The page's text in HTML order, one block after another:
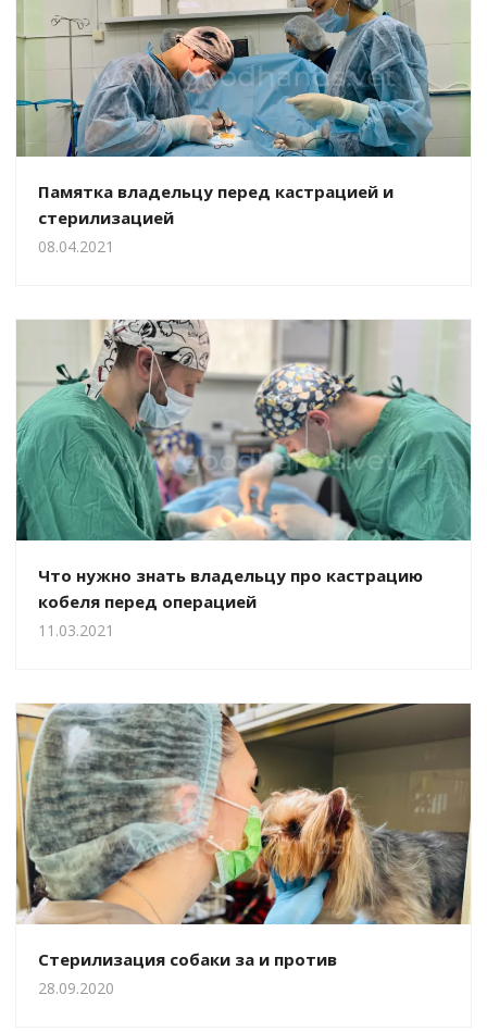
Памятка владельцу перед кастрацией и
стерилизацией
08.04.2021
Что нужно знать владельцу про кастрацию
кобеля перед операцией
11.03.2021
Стерилизация собаки за и против
28.09.2020